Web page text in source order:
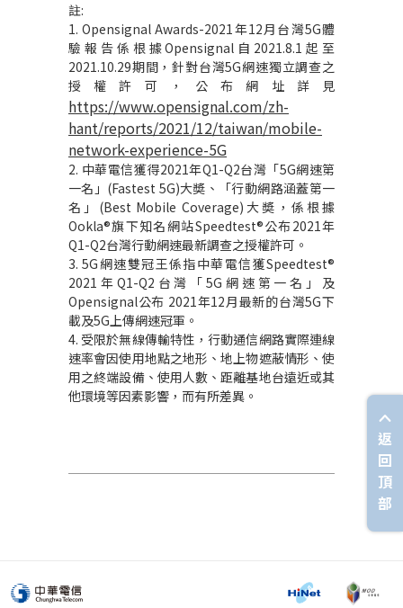
註:
1. Opensignal Awards-2021年12月台灣5G體
驗報告係根據Opensignal自2021.8.1起至
2021.10.29期間，針對台灣5G網速獨立調查之
授權許可，公布網址詳見
https://www.opensignal.com/zh-
hant/reports/2021/12/taiwan/mobile-
network-experience-5G
2. 中華電信獲得2021年Q1-Q2台灣「5G網速第
一名」(Fastest 5G)大奬、「行動網路涵蓋第一
名」(Best Mobile Coverage)大奬，係根據
Ookla®旗下知名網站Speedtest®公布2021年
Q1-Q2台灣行動網速最新調查之授權許可。
3. 5G網速雙冠王係指中華電信獲Speedtest®
2021年Q1-Q2台灣「5G網速第一名」及
Opensignal公布 2021年12月最新的台灣5G下
載及5G上傳網速冠軍。
4. 受限於無線傳輸特性，行動通信網路實際連線
速率會因使用地點之地形、地上物遮蔽情形、使
用之終端設備、使用人數、距離基地台遠近或其
他環境等因素影響，而有所差異。
返
回
頂
部